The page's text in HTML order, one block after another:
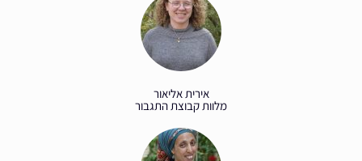
אירית אליאור
מלוות קבוצת התגבור